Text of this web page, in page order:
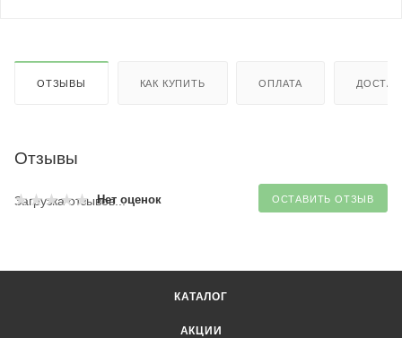
ОТЗЫВЫ КАК КУПИТЬ ОПЛАТА
Отзывы
Нет оценок ОСТАВИТЬ ОТЗЫВ
Загрузка отзывов...
КАТАЛОГ
АКЦИИ